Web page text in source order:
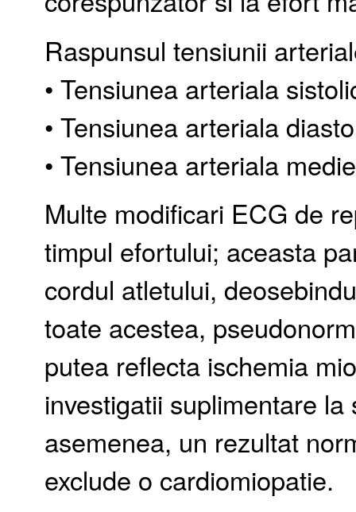
Raspunsul tensiunii
• Tensiunea arteriala
• Tensiunea arteriala
• Tensiunea arteriala
Multe modificari ECG de
timpul efortului; aceasta
cordul atletului,
toate acestea,
putea reflecta ischemia
investigatii suplimentare
asemenea, un rezultat
exclude o cardiomiopatie.